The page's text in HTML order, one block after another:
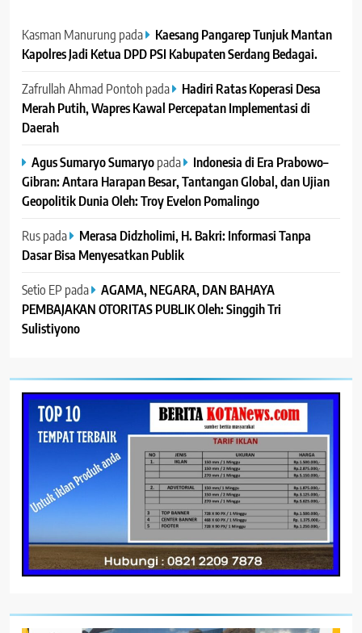
Kasman Manurung pada
Kaesang Pangarep Tunjuk Mantan
Kapolres Jadi Ketua DPD PSI Kabupaten Serdang Bedagai. ‎ ‎
Zafrullah Ahmad Pontoh pada
Hadiri Ratas Koperasi Desa
Merah Putih, Wapres Kawal Percepatan Implementasi di
Daerah
Agus Sumaryo Sumaryopada
Indonesia di Era Prabowo–
Gibran: Antara Harapan Besar, Tantangan Global, dan Ujian
Geopolitik Dunia Oleh: Troy Evelon Pomalingo
Ruspada
Merasa Didzholimi, H. Bakri: Informasi Tanpa
Dasar Bisa Menyesatkan Publik
Setio EP pada
AGAMA, NEGARA, DAN BAHAYA
PEMBAJAKAN OTORITAS PUBLIK Oleh: Singgih Tri
Sulistiyono